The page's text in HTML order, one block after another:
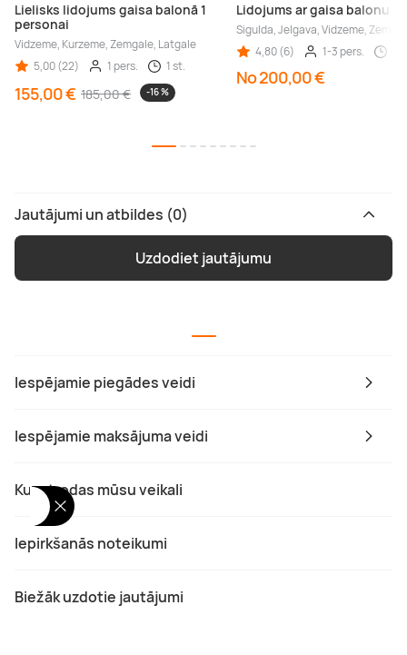
Iespējamie piegādes veidi
Iespējamie maksājuma veidi
Kur atrodas mūsu veikali
Iepirkšanās noteikumi
Biežāk uzdotie jautājumi
Lielisks lidojums gaisa balonā 1
personai
Vidzeme, Kurzeme, Zemgale, Latgale
5,00 (22)
1 pers. 1 st.
155,00 € 185,00 € -16 %
Lidojums ar gaisa balonu
Sigulda, Jelgava, Vidzeme,
4,80 (6)
1-3 pers.
No 200,00 €
Jautājumi un atbildes (0)
Uzdodiet jautājumu